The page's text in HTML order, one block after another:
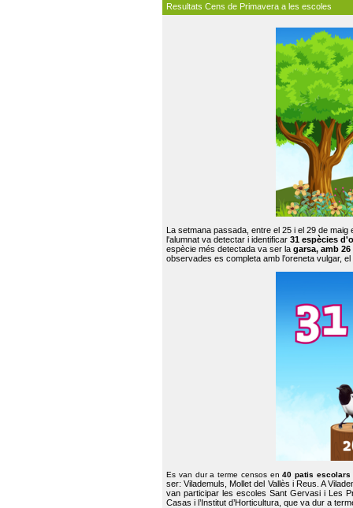
Resultats Cens de Primavera a les escoles
La setmana passada, entre el 25 i el 29 de
l'alumnat va detectar i identificar 31 espècies
espècie més detectada va ser la garsa, amb
observades es completa amb l’oreneta vulgar,
Es van dur a terme censos en40 patis escolars
ser: Vilademuls, Mollet del Vallès i Reus. A
van participar les escoles Sant Gervasi i Les
Casas i l’Institut d’Horticultura, que va dur a